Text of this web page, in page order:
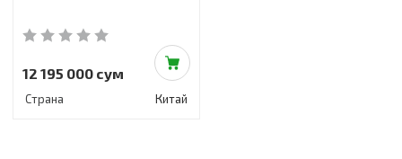
12 195 000 сум
Страна Китай